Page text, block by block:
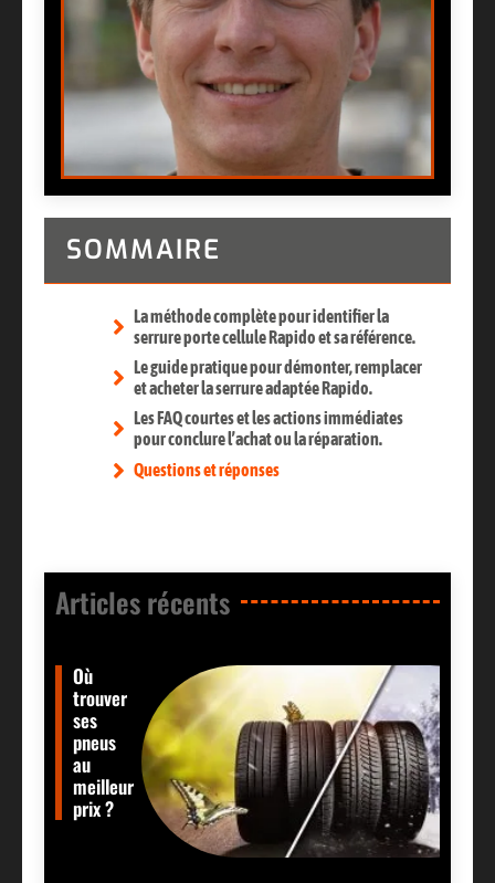
SOMMAIRE
La méthode complète pour identifier la
serrure porte cellule Rapido et sa référence.
Le guide pratique pour démonter, remplacer
et acheter la serrure adaptée Rapido.
Les FAQ courtes et les actions immédiates
pour conclure l’achat ou la réparation.
Questions et réponses
Articles récents​
Où
trouver
ses
pneus
au
meilleur
prix ?